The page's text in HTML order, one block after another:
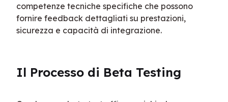
competenze tecniche specifiche che possono
fornire feedback dettagliati su prestazioni,
sicurezza e capacità di integrazione.
Il Processo di Beta Testing